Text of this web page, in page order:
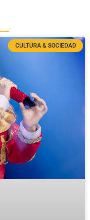
CULTURA & SOCIEDAD